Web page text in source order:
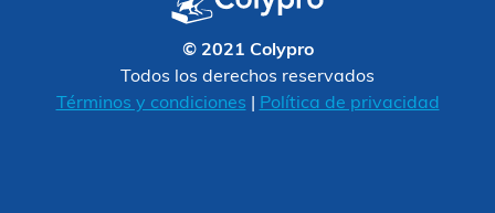
© 2021 Colypro
Todos los derechos reservados
Términos y condiciones
Política de privacidad